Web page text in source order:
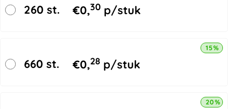
260 st. €0,30 p/stuk
660 st. €0,28 p/stuk
15%
20%